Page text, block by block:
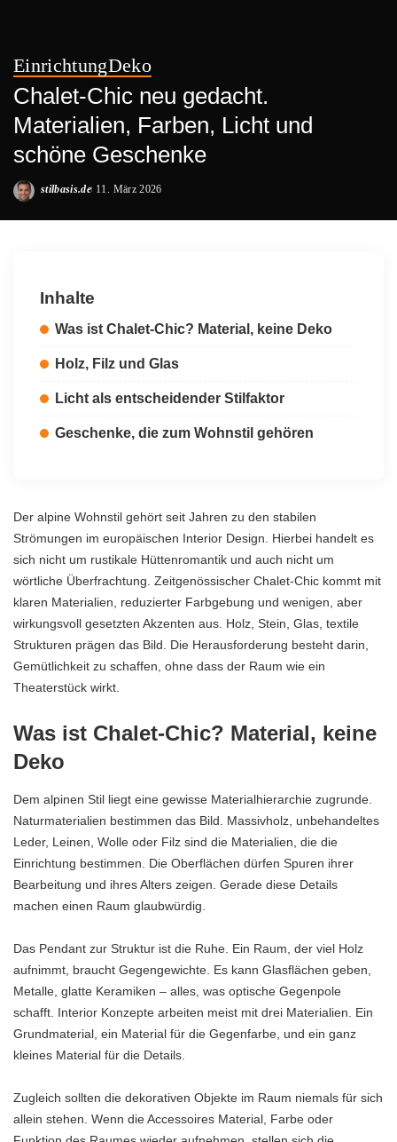
EinrichtungDeko
Chalet-Chic neu gedacht.
Materialien, Farben, Licht und
schöne Geschenke
Posted
stilbasis.de 11. März 2026
Inhalte
Was ist Chalet-Chic? Material, keine Deko
Holz, Filz und Glas
Licht als entscheidender Stilfaktor
Geschenke, die zum Wohnstil gehören
Der alpine Wohnstil gehört seit Jahren zu den stabilen
Strömungen im europäischen Interior Design. Hierbei handelt es
sich nicht um rustikale Hüttenromantik und auch nicht um
wörtliche Überfrachtung. Zeitgenössischer Chalet-Chic kommt mit
klaren Materialien, reduzierter Farbgebung und wenigen, aber
wirkungsvoll gesetzten Akzenten aus. Holz, Stein, Glas, textile
Strukturen prägen das Bild. Die Herausforderung besteht darin,
Gemütlichkeit zu schaffen, ohne dass der Raum wie ein
Theaterstück wirkt.
Was ist Chalet-Chic? Material, keine
Deko
Dem alpinen Stil liegt eine gewisse Materialhierarchie zugrunde.
Naturmaterialien bestimmen das Bild. Massivholz, unbehandeltes
Leder, Leinen, Wolle oder Filz sind die Materialien, die die
Einrichtung bestimmen. Die Oberflächen dürfen Spuren ihrer
Bearbeitung und ihres Alters zeigen. Gerade diese Details
machen einen Raum glaubwürdig.
Das Pendant zur Struktur ist die Ruhe. Ein Raum, der viel Holz
aufnimmt, braucht Gegengewichte. Es kann Glasflächen geben,
Metalle, glatte Keramiken – alles, was optische Gegenpole
schafft. Interior Konzepte arbeiten meist mit drei Materialien. Ein
Grundmaterial, ein Material für die Gegenfarbe, und ein ganz
kleines Material für die Details.
Zugleich sollten die dekorativen Objekte im Raum niemals für sich
allein stehen. Wenn die Accessoires Material, Farbe oder